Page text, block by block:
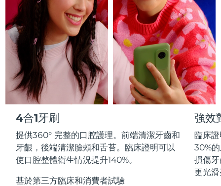
4合1牙刷
提供360° 完整的口腔護理。前端清潔牙齒和
牙齦，後端清潔臉頰和舌苔。臨床證明可以
使口腔整體衛生情況提升140%。
基於第三方臨床和消費者試驗
強效
臨床
30%
損傷
更光
FAQ™產品
All anti-aging treatments
FAQ™產品
All LED treatments
FAQ™ products
All toning treatments
PEACH™ 2
IPL hair removal
PEACH™ 2 go
Travel-friendly IPL hair removal
PEACH™ Cooling Prep Gel
Cooling IPL hair removal gel
LUNA™ 4 body
Massaging body brush
SUPERCHARGED™ serum
Firming body serum
痘肌護理
ESPADA™ 2 plus
Recurring acne LED therapy
ESPADA™ 2
ESPADA™ Blemish Solution
Concentrated acne gel
眼部護理
BEAR™ 2 eyes & lips
Microcurrent line smoothing device
IRIS™ 2
眼部護膚
Advanced eye care treatment
毛孔護理
KIWI™ derma
Diamond microdermabrasion .
KIWI™
護發
LUNA™ 4 hair
FLIP™ play advanced
牙齒美白
NEW
issa™ Teeth Whitening Set
Dual LED + sonic device & 18% PAP gel
更多的
德國 預計送達日期8/12/26
直布羅陀 預計送達日期8/16/26
希臘 預計送達日期8/12/26
中國香港特別行政區 預計送達日期8/13/26
匈牙利 預計送達日期8/12/26
冰島
印尼 預計送達日期 8/10/26
愛爾蘭 8/12/26